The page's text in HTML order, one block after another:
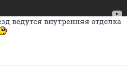
ведутся внутренняя отделка